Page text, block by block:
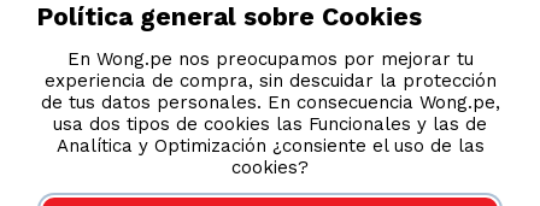
Política general sobre Cookies
En Wong.pe nos preocupamos por mejorar tu
experiencia de compra, sin descuidar la protección
de tus datos personales. En consecuencia Wong.pe,
usa dos tipos de cookies las Funcionales y las de
Analítica y Optimización ¿consiente el uso de las
cookies?